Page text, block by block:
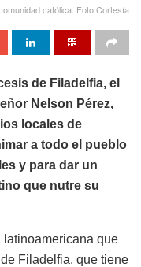
católica. Foto Cortesía
de Filadelfia, el
Nelson Pérez,
locales de
a todo el pueblo
y para dar un
que nutre su
latinoamericana que
Filadelfia, que tiene